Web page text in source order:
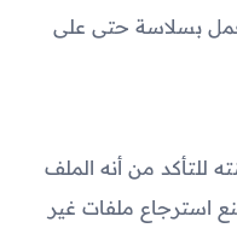
بسلاسة حتى على
للتأكد من أنه الملف
استرجاع ملفات غير